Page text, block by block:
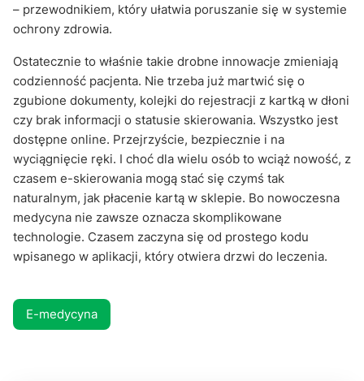
– przewodnikiem, który ułatwia poruszanie się w systemie
ochrony zdrowia.
Ostatecznie to właśnie takie drobne innowacje zmieniają
codzienność pacjenta. Nie trzeba już martwić się o
zgubione dokumenty, kolejki do rejestracji z kartką w dłoni
czy brak informacji o statusie skierowania. Wszystko jest
dostępne online. Przejrzyście, bezpiecznie i na
wyciągnięcie ręki. I choć dla wielu osób to wciąż nowość, z
czasem e-skierowania mogą stać się czymś tak
naturalnym, jak płacenie kartą w sklepie. Bo nowoczesna
medycyna nie zawsze oznacza skomplikowane
technologie. Czasem zaczyna się od prostego kodu
wpisanego w aplikacji, który otwiera drzwi do leczenia.
E-medycyna